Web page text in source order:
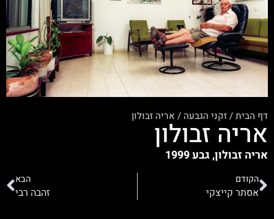
דף הבית/זקני הגבעה / אריה זבולון
אריה זבולון
אריה זבולון, גבע 1999
הקודם
אסתר קייצקי
הבא
זהבה רבי